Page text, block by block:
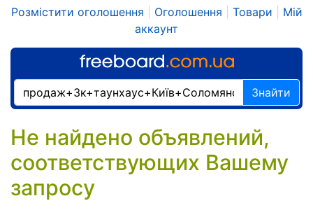
Розмістити оголошення Оголошення Товари
Мій
аккаунт
Знайти
Не найдено объявлений,
соответствующих Вашему
запросу